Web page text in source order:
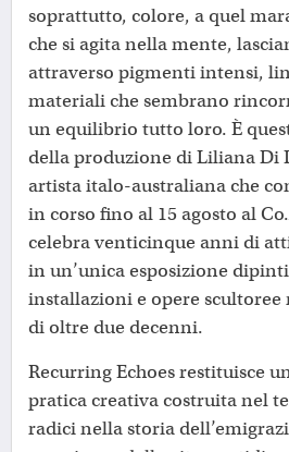
soprattutto, colore, a quel
che si agita nella mente,
attraverso pigmenti intensi,
materiali che sembrano
un equilibrio tutto loro. È
della produzione di Liliana Di
artista italo-australiana che
in corso fino al 15 agosto al
celebra venticinque anni di
in un’unica esposizione
installazioni e opere scultoree
di oltre due decenni.
Recurring Echoes restituisce
pratica creativa costruita nel
radici nella storia